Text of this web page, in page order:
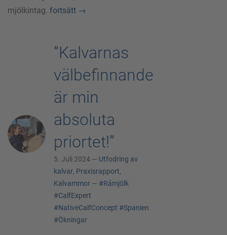
mjölkintag. fortsätt →
”Kalvarnas
välbefinnande
är min
absoluta
priortet!”
5. Juli 2024 — Utfodring av
kalvar, Praxisrapport,
Kalvammor — #Råmjölk
#CalfExpert
#NativeCalfConcept #Spanien
#Ökningar